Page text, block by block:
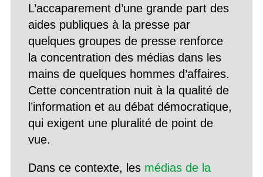
L’accaparement d’une grande part des
aides publiques à la presse par
quelques groupes de presse renforce
la concentration des médias dans les
mains de quelques hommes d’affaires.
Cette concentration nuit à la qualité de
l’information et au débat démocratique,
qui exigent une pluralité de point de
vue.
Dans ce contexte, les médias de la